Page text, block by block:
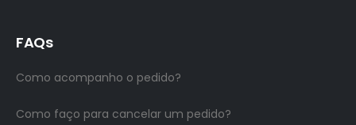
FAQs
Como acompanho o pedido?
Como faço para cancelar um pedido?